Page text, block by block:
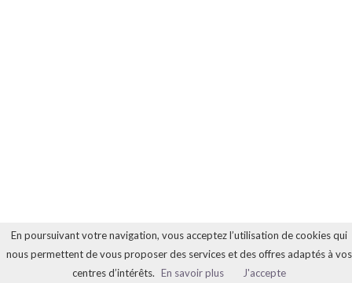
En poursuivant votre navigation, vous acceptez l’utilisation de cookies qui
nous permettent de vous proposer des services et des offres adaptés à vos
centres d’intérêts. En savoir plus J'accepte